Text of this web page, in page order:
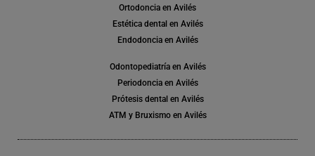
Ortodoncia en Avilés
Estética dental en Avilés
Endodoncia en Avilés
Odontopediatría en Avilés
Periodoncia en Avilés
Prótesis dental en Avilés
ATM y Bruxismo en Avilés